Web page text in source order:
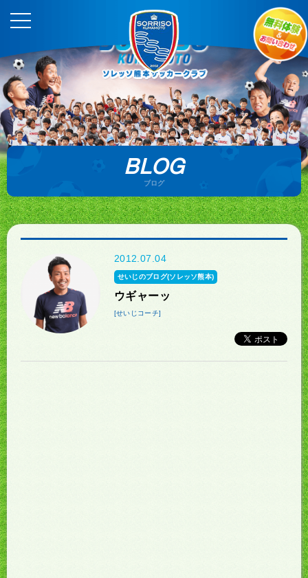
BLOG
ブログ
2012.07.04
せいじのブログ(ソレッソ熊本)
ウギャーッ
[せいじコーチ]